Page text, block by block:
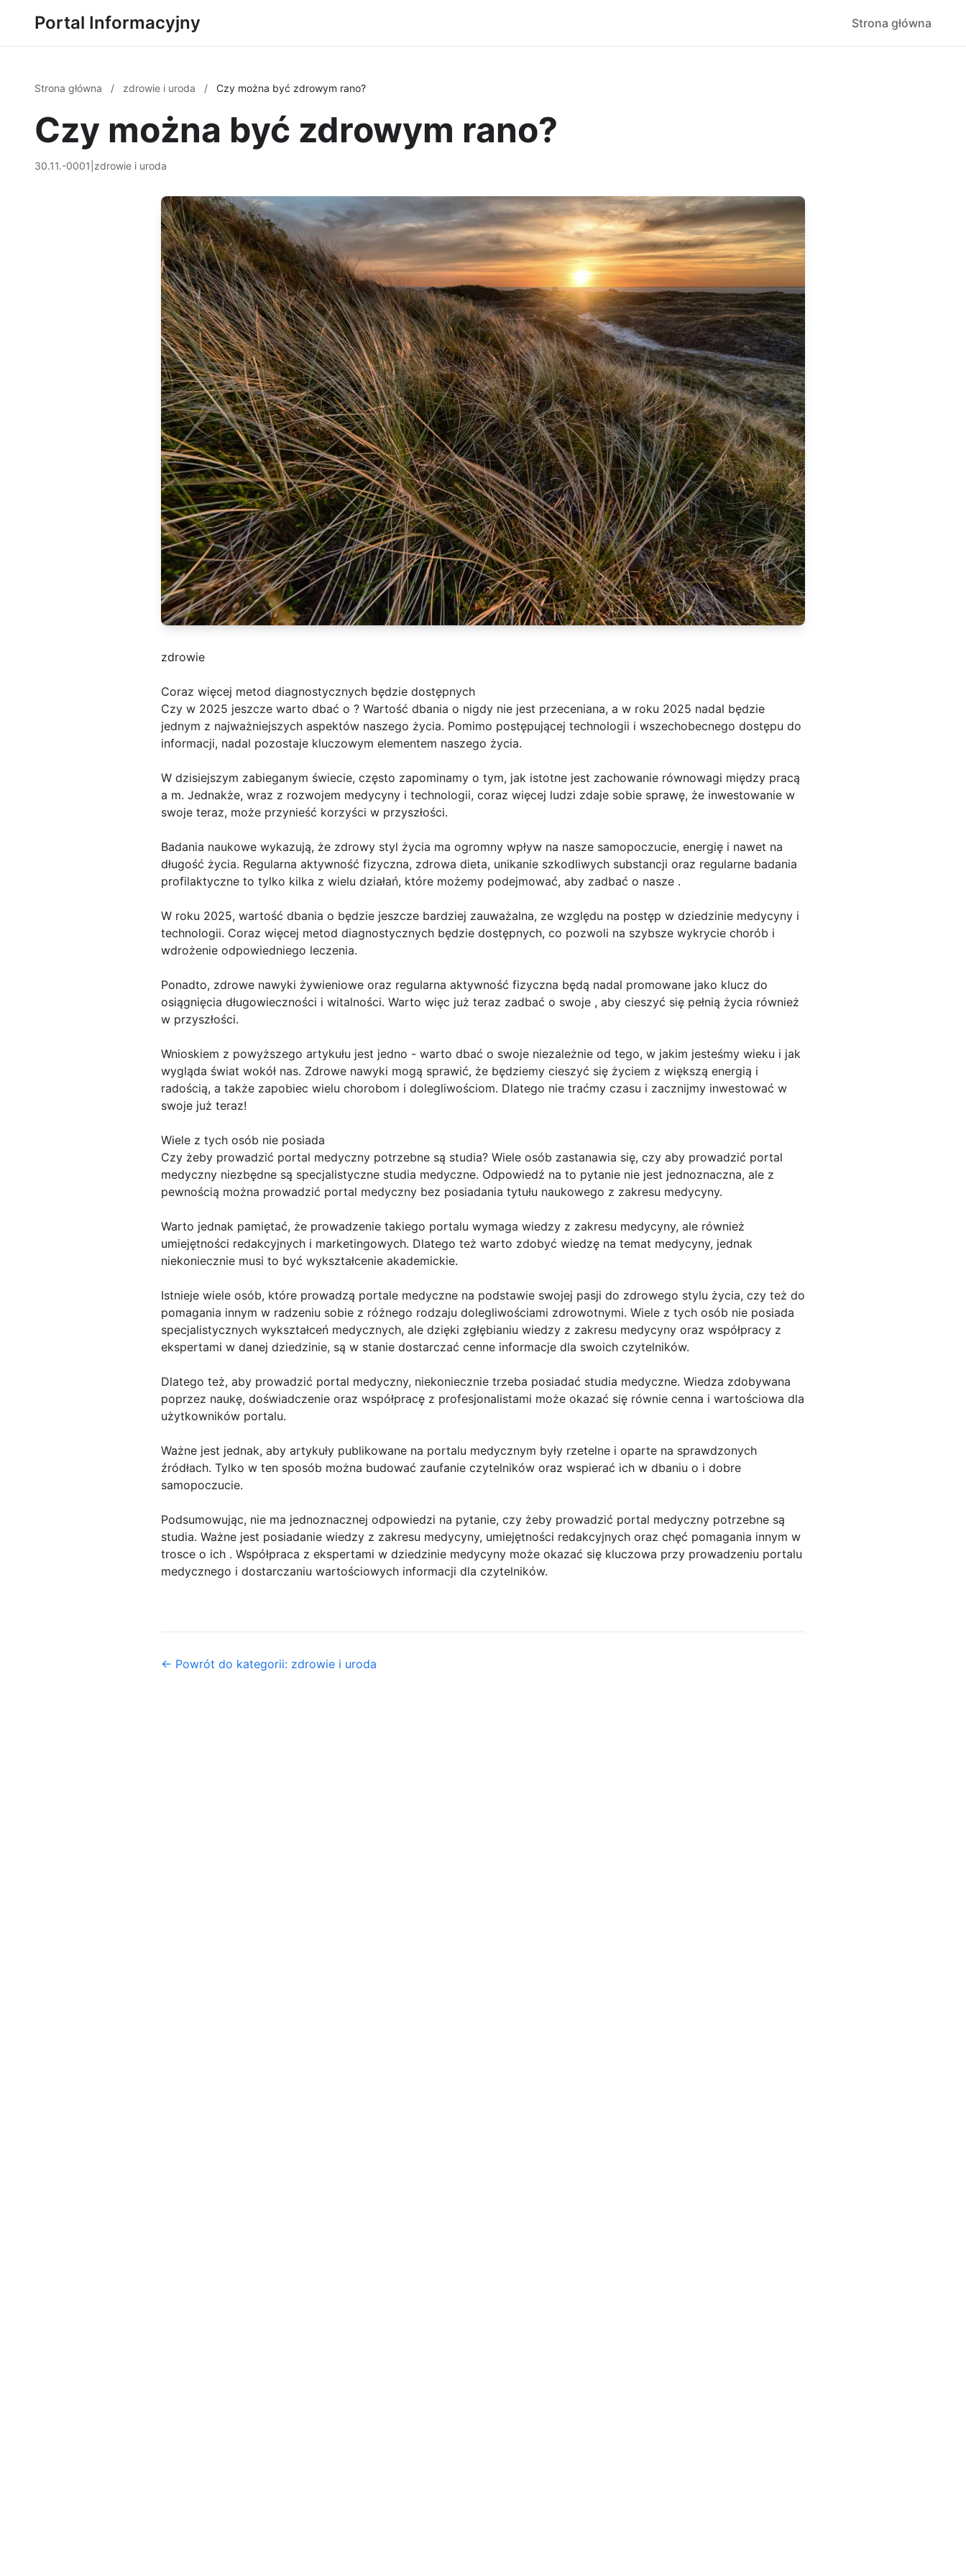
Portal Informacyjny Strona główna
Strona główna / zdrowie i uroda / Czy można być zdrowym rano?
Czy można być zdrowym rano?
30.11.-0001 zdrowie i uroda
zdrowie
Coraz więcej metod diagnostycznych będzie dostępnych
Czy w 2025 jeszcze warto dbać o ? Wartość dbania o nigdy nie jest przeceniana, a w roku 2025 nadal będzie
jednym z najważniejszych aspektów naszego życia. Pomimo postępującej technologii i wszechobecnego dostępu do
informacji, nadal pozostaje kluczowym elementem naszego życia.
W dzisiejszym zabieganym świecie, często zapominamy o tym, jak istotne jest zachowanie równowagi między pracą
a m. Jednakże, wraz z rozwojem medycyny i technologii, coraz więcej ludzi zdaje sobie sprawę, że inwestowanie w
swoje teraz, może przynieść korzyści w przyszłości.
Badania naukowe wykazują, że zdrowy styl życia ma ogromny wpływ na nasze samopoczucie, energię i nawet na
długość życia. Regularna aktywność fizyczna, zdrowa dieta, unikanie szkodliwych substancji oraz regularne badania
profilaktyczne to tylko kilka z wielu działań, które możemy podejmować, aby zadbać o nasze .
W roku 2025, wartość dbania o będzie jeszcze bardziej zauważalna, ze względu na postęp w dziedzinie medycyny i
technologii. Coraz więcej metod diagnostycznych będzie dostępnych, co pozwoli na szybsze wykrycie chorób i
wdrożenie odpowiedniego leczenia.
Ponadto, zdrowe nawyki żywieniowe oraz regularna aktywność fizyczna będą nadal promowane jako klucz do
osiągnięcia długowieczności i witalności. Warto więc już teraz zadbać o swoje , aby cieszyć się pełnią życia również
w przyszłości.
Wnioskiem z powyższego artykułu jest jedno - warto dbać o swoje niezależnie od tego, w jakim jesteśmy wieku i jak
wygląda świat wokół nas. Zdrowe nawyki mogą sprawić, że będziemy cieszyć się życiem z większą energią i
radością, a także zapobiec wielu chorobom i dolegliwościom. Dlatego nie traćmy czasu i zacznijmy inwestować w
swoje już teraz!
Wiele z tych osób nie posiada
Czy żeby prowadzić portal medyczny potrzebne są studia? Wiele osób zastanawia się, czy aby prowadzić portal
medyczny niezbędne są specjalistyczne studia medyczne. Odpowiedź na to pytanie nie jest jednoznaczna, ale z
pewnością można prowadzić portal medyczny bez posiadania tytułu naukowego z zakresu medycyny.
Warto jednak pamiętać, że prowadzenie takiego portalu wymaga wiedzy z zakresu medycyny, ale również
umiejętności redakcyjnych i marketingowych. Dlatego też warto zdobyć wiedzę na temat medycyny, jednak
niekoniecznie musi to być wykształcenie akademickie.
Istnieje wiele osób, które prowadzą portale medyczne na podstawie swojej pasji do zdrowego stylu życia, czy też do
pomagania innym w radzeniu sobie z różnego rodzaju dolegliwościami zdrowotnymi. Wiele z tych osób nie posiada
specjalistycznych wykształceń medycznych, ale dzięki zgłębianiu wiedzy z zakresu medycyny oraz współpracy z
ekspertami w danej dziedzinie, są w stanie dostarczać cenne informacje dla swoich czytelników.
Dlatego też, aby prowadzić portal medyczny, niekoniecznie trzeba posiadać studia medyczne. Wiedza zdobywana
poprzez naukę, doświadczenie oraz współpracę z profesjonalistami może okazać się równie cenna i wartościowa dla
użytkowników portalu.
Ważne jest jednak, aby artykuły publikowane na portalu medycznym były rzetelne i oparte na sprawdzonych
źródłach. Tylko w ten sposób można budować zaufanie czytelników oraz wspierać ich w dbaniu o i dobre
samopoczucie.
Podsumowując, nie ma jednoznacznej odpowiedzi na pytanie, czy żeby prowadzić portal medyczny potrzebne są
studia. Ważne jest posiadanie wiedzy z zakresu medycyny, umiejętności redakcyjnych oraz chęć pomagania innym w
trosce o ich . Współpraca z ekspertami w dziedzinie medycyny może okazać się kluczowa przy prowadzeniu portalu
medycznego i dostarczaniu wartościowych informacji dla czytelników.
← Powrót do kategorii: zdrowie i uroda